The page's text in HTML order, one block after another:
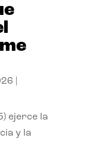
ejerce la
y la